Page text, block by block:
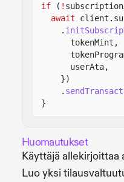
if ( !
await
.
tokenMint,
userAta,
})
.
}
Huomautukset
Käyttäjä
Luo yksi